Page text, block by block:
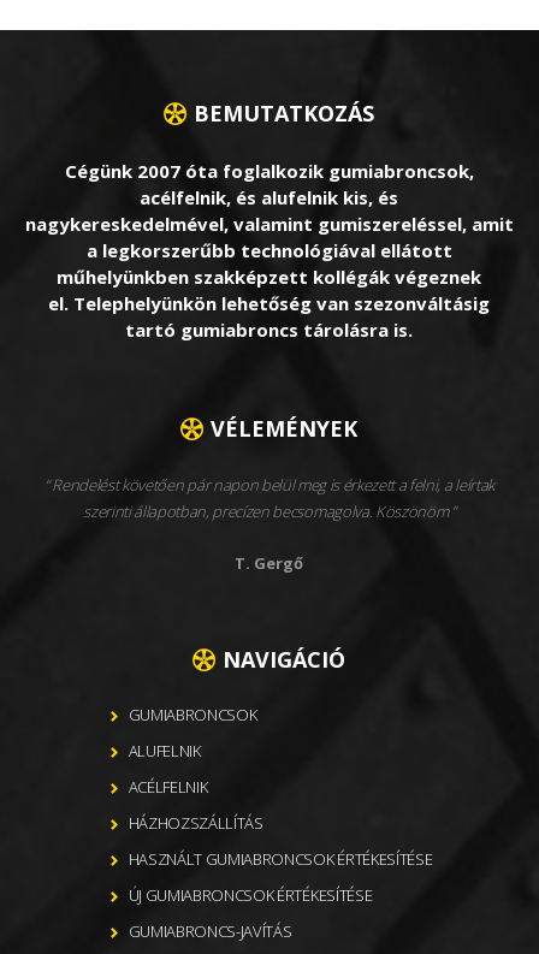
BEMUTATKOZÁS
Cégünk 2007 óta foglalkozik gumiabroncsok,
acélfelnik, és alufelnik kis, és
nagykereskedelmével, valamint gumiszereléssel, amit
a legkorszerűbb technológiával ellátott
műhelyünkben szakképzett kollégák végeznek
el. Telephelyünkön lehetőség van szezonváltásig
tartó gumiabroncs tárolásra is.
VÉLEMÉNYEK
Rendelést követően pár napon belül meg is érkezett a felni, a leírtak
szerinti állapotban, precízen becsomagolva. Köszönöm
T. Gergő
NAVIGÁCIÓ
GUMIABRONCSOK
ALUFELNIK
ACÉLFELNIK
HÁZHOZSZÁLLÍTÁS
HASZNÁLT GUMIABRONCSOK ÉRTÉKESÍTÉSE
ÚJ GUMIABRONCSOK ÉRTÉKESÍTÉSE
GUMIABRONCS-JAVÍTÁS